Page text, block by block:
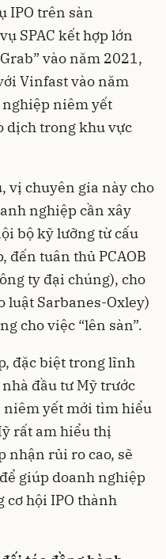
IPO trên sàn
SPAC kết hợp lớn
vào năm 2021,
Vinfast vào năm
niêm yết
dịch trong khu vực
vị chuyên gia này cho
nghiệp cần xây
bộ kỹ lưỡng từ cấu
tuân thủ PCAOB
ty đại chúng), cho
luật Sarbanes-Oxley)
cho việc “lên sàn”.
đặc biệt trong lĩnh
đầu tư Mỹ trước
niêm yết mới tìm hiểu
rất am hiểu thị
nhận rủi ro cao, sẽ
giúp doanh nghiệp
cơ hội IPO thành